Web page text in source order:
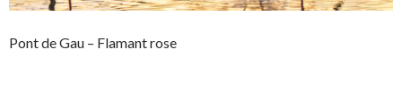
Pont de Gau – Flamant rose